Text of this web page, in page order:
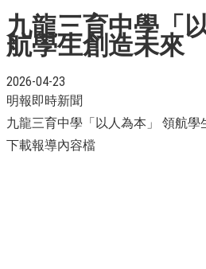
九龍三育中學「
航學生創造未來
2026-04-23
明報即時新聞
九龍三育中學「以人為本」 領航學
下載報導內容檔